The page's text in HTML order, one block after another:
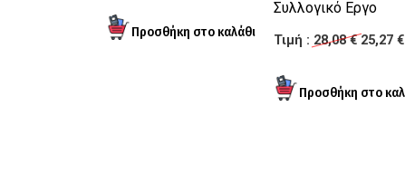
Συλλογικό Εργο
Τιμή : 28,08 €25,27 €